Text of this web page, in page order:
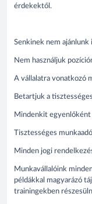
érdekektől.
Senkinek nem
Nem használjuk
A vállalatra vonatkozó
Betartjuk a
Mindenkit egyenlőként
Tisztességes
Minden jogi
Munkavállalóink
példákkal magyarázó
trainingekben